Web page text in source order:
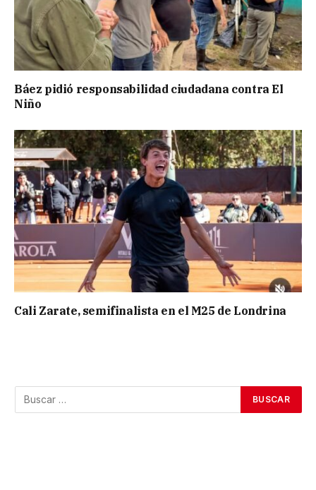
Báez pidió responsabilidad ciudadana contra El
Niño
Cali Zarate, semifinalista en el M25 de Londrina